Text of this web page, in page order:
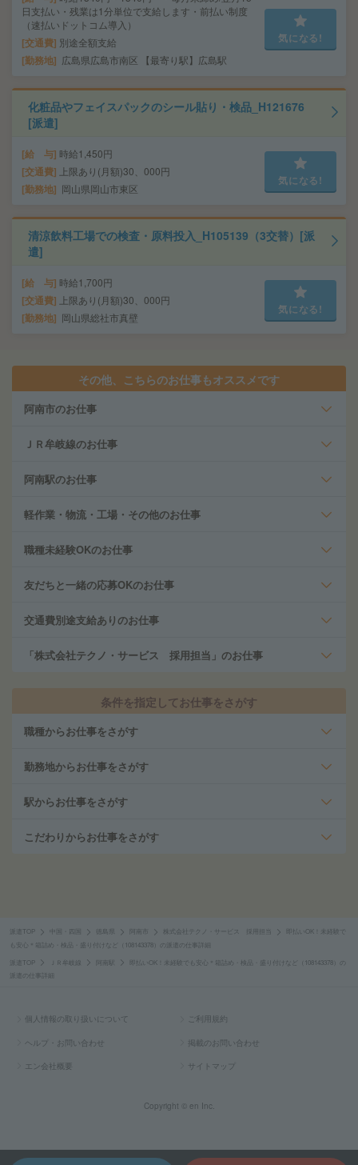
日支払い・残業は1分単位で支給します・前払い制度
（速払いドットコム導入）
交通費 別途全額支給
勤務地 広島県広島市南区 【最寄り駅】広島駅
気になる!
化粧品やフェイスパックのシール貼り・検品_H121676
[派遣]
給 与 時給1,450円
交通費 上限あり(月額)30、000円
勤務地 岡山県岡山市東区
気になる!
清涼飲料工場での検査・原料投入_H105139（3交替）[派
遣]
給 与 時給1,700円
交通費 上限あり(月額)30、000円
勤務地 岡山県総社市真壁
気になる!
その他、こちらのお仕事もオススメです
阿南市のお仕事
ＪＲ牟岐線のお仕事
阿南駅のお仕事
軽作業・物流・工場・その他のお仕事
職種未経験OKのお仕事
友だちと一緒の応募OKのお仕事
交通費別途支給ありのお仕事
「株式会社テクノ・サービス 採用担当」のお仕事
条件を指定してお仕事をさがす
職種からお仕事をさがす
勤務地からお仕事をさがす
駅からお仕事をさがす
こだわりからお仕事をさがす
派遣TOP 中国・四国 徳島県 阿南市 株式会社テクノ・サービス 採用担当
即払いOK！未経験で
も安心＊箱詰め・検品・盛り付けなど（108143378）の派遣の仕事詳細
派遣TOP ＪＲ牟岐線 阿南駅
即払いOK！未経験でも安心＊箱詰め・検品・盛り付けなど（108143378）の
派遣の仕事詳細
個人情報の取り扱いについて ご利用規約
ヘルプ・お問い合わせ 掲載のお問い合わせ
エン会社概要 サイトマップ
Copyright © en Inc.